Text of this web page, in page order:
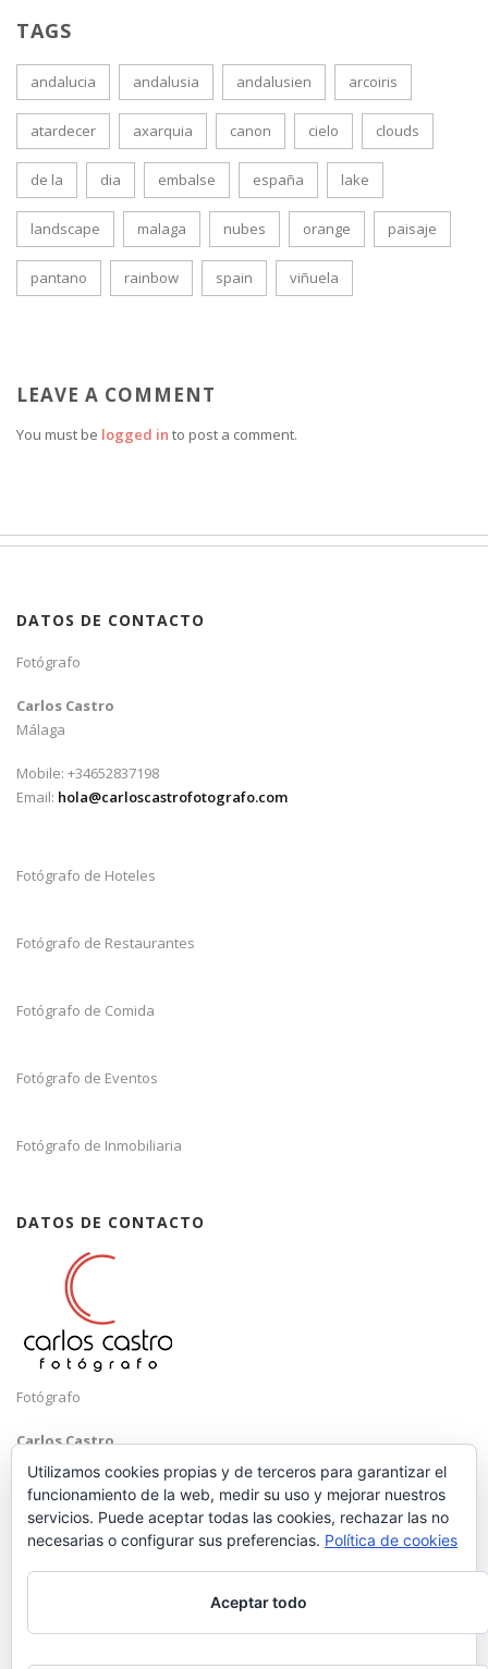
TAGS
andalucia andalusia andalusien arcoiris
atardecer axarquia canon cielo clouds
de la dia embalse españa lake
landscape malaga nubes orange paisaje
pantano rainbow spain viñuela
LEAVE A COMMENT
You must be logged in to post a comment.
DATOS DE CONTACTO
Fotógrafo
Carlos Castro
Málaga
Mobile: +34652837198
Email: hola@carloscastrofotografo.com
Fotógrafo de Hoteles
Fotógrafo de Restaurantes
Fotógrafo de Comida
Fotógrafo de Eventos
Fotógrafo de Inmobiliaria
DATOS DE CONTACTO
Fotógrafo
Carlos Castro
Málaga
Mobile: +34 652 83 71 98
hola@carloscastrofotografo.com
Utilizamos cookies propias y de terceros para garantizar el
funcionamiento de la web, medir su uso y mejorar nuestros
servicios. Puede aceptar todas las cookies, rechazar las no
necesarias o configurar sus preferencias. Política de cookies
Aceptar todo